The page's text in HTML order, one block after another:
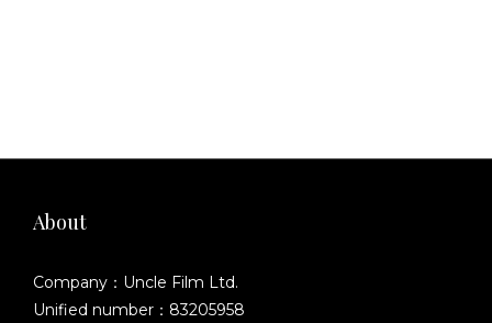
About
Company：Uncle Film Ltd.
Unified number：83205958